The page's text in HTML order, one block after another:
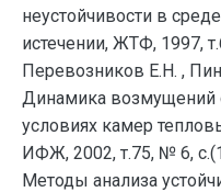
неустойчивости в
истечении, ЖТФ, 1997,
Перевозников Е.Н. ,
Динамика возмущений
условиях камер
ИФЖ, 2002, т.75, № 6,
Методы анализа